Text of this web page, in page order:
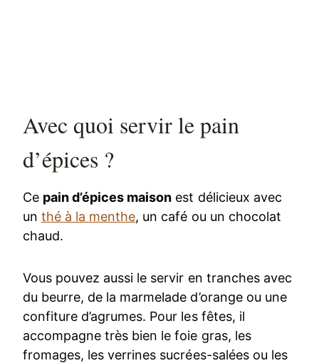
Avec quoi servir le pain
d’épices ?
Ce pain d’épices maison est délicieux avec
unthé à la menthe, un café ou un chocolat
chaud.
Vous pouvez aussi le servir en tranches avec
du beurre, de la marmelade d’orange ou une
confiture d’agrumes. Pour les fêtes, il
accompagne très bien le foie gras, les
fromages, les verrines sucrées-salées ou les